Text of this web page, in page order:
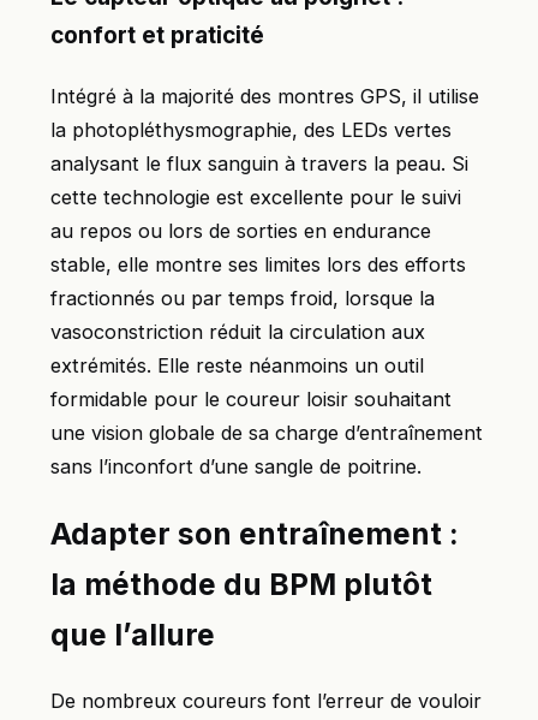
confort et praticité
Intégré à la majorité des montres GPS, il utilise
la photopléthysmographie, des LEDs vertes
analysant le flux sanguin à travers la peau. Si
cette technologie est excellente pour le suivi
au repos ou lors de sorties en endurance
stable, elle montre ses limites lors des efforts
fractionnés ou par temps froid, lorsque la
vasoconstriction réduit la circulation aux
extrémités. Elle reste néanmoins un outil
formidable pour le coureur loisir souhaitant
une vision globale de sa charge d’entraînement
sans l’inconfort d’une sangle de poitrine.
Adapter son entraînement :
la méthode du BPM plutôt
que l’allure
De nombreux coureurs font l’erreur de vouloir